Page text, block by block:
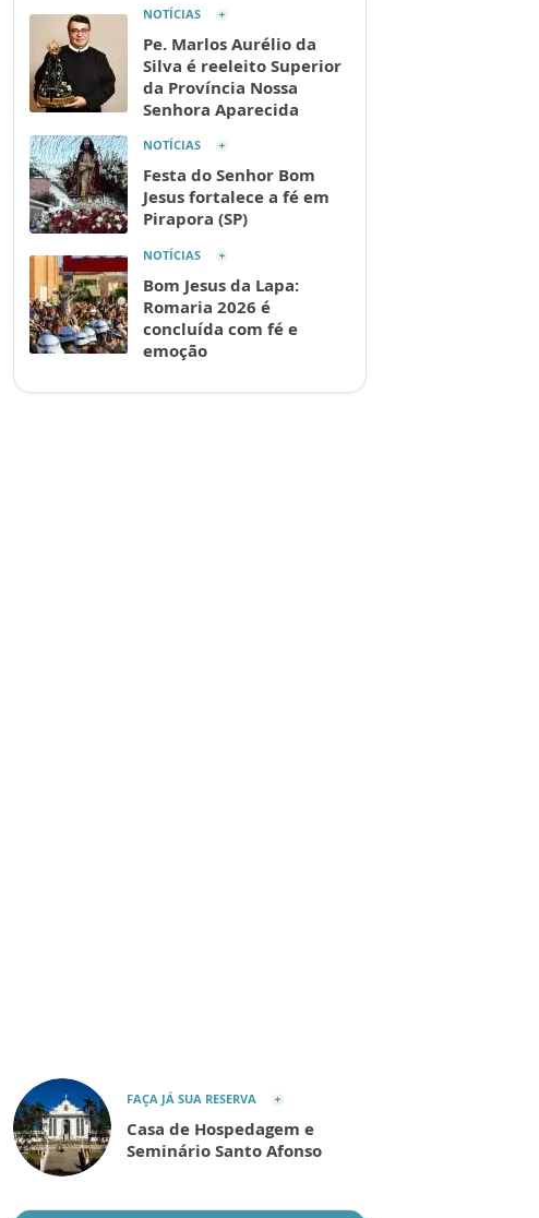
FAÇA JÁ SUA RESERVA
Casa de Hospedagem e
Seminário Santo Afonso
NOTÍCIAS
Pe. Marlos Aurélio da
Silva é reeleito Superior
da Província Nossa
Senhora Aparecida
NOTÍCIAS
Festa do Senhor Bom
Jesus fortalece a fé em
Pirapora (SP)
NOTÍCIAS
Bom Jesus da Lapa:
Romaria 2026 é
concluída com fé e
emoção